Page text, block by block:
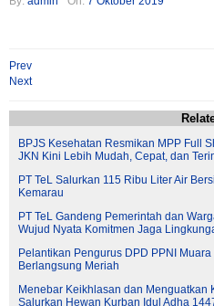
Prev
Next
BPJS Kesehatan Resmikan MPP Full
JKN Kini Lebih Mudah, Cepat, dan
PT TeL Salurkan 115 Ribu Liter Air
Kemarau
PT TeL Gandeng Pemerintah dan
Wujud Nyata Komitmen Jaga
Pelantikan Pengurus DPD PPNI
Berlangsung Meriah
Menebar Keikhlasan dan Menguatkan
Salurkan Hewan Kurban Idul Adha